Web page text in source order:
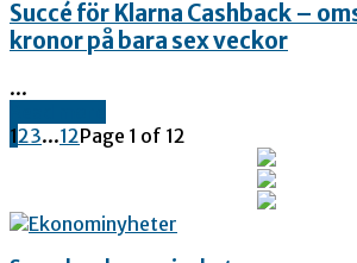
Succé för Klarna Cashback –
kronor på bara sex veckor
...
123...12Page 1 of 12